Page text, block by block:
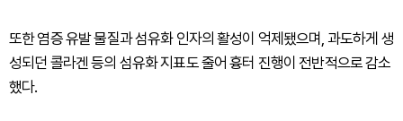
또한 염증 유발 물질과 섬유화 인자의 활성이 억제됐으며, 과도하게 생
성되던 콜라겐 등의 섬유화 지표도 줄어 흉터 진행이 전반적으로 감소
했다.